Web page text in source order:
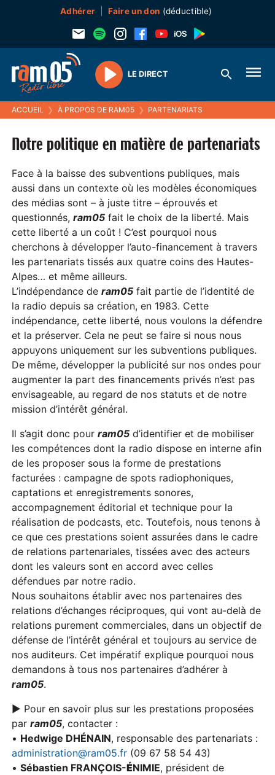
Adhérer Faire un don (déductible)
Play
LE DIRECT
ACCUEIL ❯ À PROPOS DE RAM05 ❯ PARTENARIATS
Notre politique en matière de partenariats
Face à la baisse des subventions publiques, mais
aussi dans un contexte où les modèles économiques
des médias sont – à juste titre – éprouvés et
questionnés,ram05 fait le choix de la liberté. Mais
cette liberté a un coût ! C’est pourquoi nous
cherchons à développer l’auto-financement à travers
les partenariats tissés aux quatre coins des Hautes-
Alpes… et même ailleurs.
L’indépendance deram05 fait partie de l’identité de
la radio depuis sa création, en 1983. Cette
indépendance, cette liberté, nous voulons la défendre
et la préserver. Cela ne peut se faire si nous nous
appuyons uniquement sur les subventions publiques.
De même, développer la publicité sur nos ondes pour
augmenter la part des financements privés n’est pas
envisageable, au regard de nos statuts et de notre
mission d’intérêt général.
Il s’agit donc pourram05 d’identifier et de mobiliser
les compétences dont la radio dispose en interne afin
de les proposer sous la forme de prestations
facturées : campagne de spots radiophoniques,
captations et enregistrements sonores,
accompagnement éditorial et technique pour la
réalisation de podcasts, etc. Toutefois, nous tenons à
ce que ces prestations soient assurées dans le cadre
de relations partenariales, tissées avec des acteurs
dont les valeurs sont en accord avec celles
défendues par notre radio.
Nous souhaitons établir avec nos partenaires des
relations d’échanges réciproques, qui vont au-delà de
relations purement commerciales, dans un objectif de
défense de l’intérêt général et toujours au service de
nos auditeurs. Cet impératif explique pourquoi nous
demandons à tous nos partenaires d’adhérer à
ram05.
► Pour en savoir plus sur les prestations proposées
parram05, contacter :
• Hedwige DHÉNAIN, responsable des partenariats :
administration@ram05.fr (09 67 58 54 43)
•Sébastien FRANÇOIS-ÉNIMIE, président de